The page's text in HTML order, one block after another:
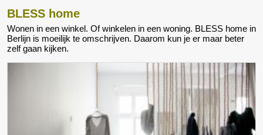
BLESS home
Wonen in een winkel. Of winkelen in een woning. BLESS home in
Berlijn is moeilijk te omschrijven. Daarom kun je er maar beter
zelf gaan kijken.